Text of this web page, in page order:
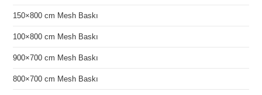
150×800 cm Mesh Baskı
100×800 cm Mesh Baskı
900×700 cm Mesh Baskı
800×700 cm Mesh Baskı